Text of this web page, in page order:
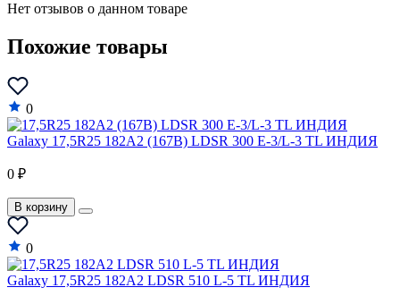
Нет отзывов о данном товаре
Похожие товары
0
Galaxy 17,5R25 182A2 (167B) LDSR 300 E-3/L-3 TL ИНДИЯ
0 ₽
В корзину
0
Galaxy 17,5R25 182A2 LDSR 510 L-5 TL ИНДИЯ